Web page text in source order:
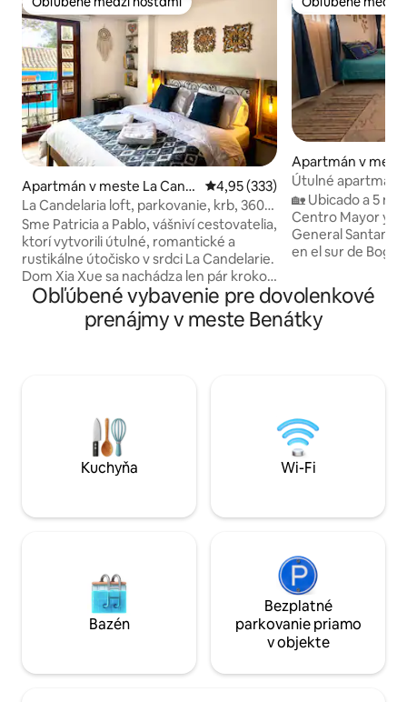
Obľúbené medzi hosťami
Apartmán v meste La Cand
elaria
Priemerné ohodnotenie 4,95 z
4,95 (333)
La Candelaria loft, parkovanie, krb, 360°
výhľad
Sme Patricia a Pablo, vášniví cestovatelia,
ktorí vytvorili útulné, romantické a
rustikálne útočisko v srdci La Candelarie.
Dom Xia Xue sa nachádza len pár krokov
od námestia Plaza de Bolívar, múzeí
Botero a Gold Museum a Monserrate.
Užite si krb, výhľad na strechu, rýchle
zvieratá. Teplý, očarujúci priestor
navrhnutý tak, aby ste sa v Bogote cítili
Obľúbené medzi
Apartmán v
Útulné
od nákupného
​🏡 Ubicado a 5
Centro Mayor y
General
en el sur de
El Campín 🏟️ o
cobertura de
independiente,
Obľúbené vybavenie pre dovolenkové
prenájmy v meste Benátky
Kuchyňa Wi-Fi
Bazén
Bezplatné
parkovanie priamo
v objekte